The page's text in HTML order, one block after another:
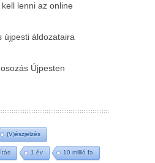
lenni az online
újpesti áldozataira
Újpesten
(V)észjelzés
1 év 10 millió fa